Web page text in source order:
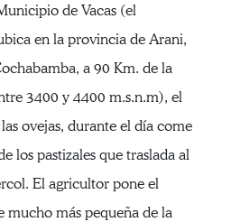
de Vacas (el
en la provincia de Arani,
a 90 Km. de la
3400 y 4400 m.s.n.m), el
ovejas, durante el día come
los pastizales que traslada al
El agricultor pone el
mucho más pequeña de la